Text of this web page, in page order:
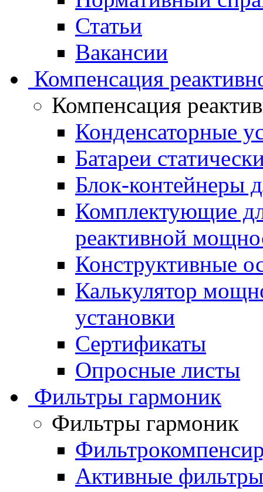
Статьи
Вакансии
Компенсация
Компенсация
Конденсаторные
Батареи
Блок-контейнеры
Комплектующие
реактивной
Конструктивные
Калькулятор
установки
Сертификаты
Опросные листы
Фильтры гармоник
Фильтры гармоник
Активные